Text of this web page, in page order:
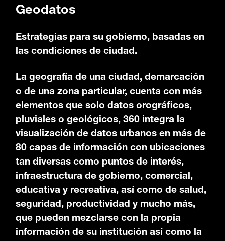
Geodatos
Estrategias para su gobierno, basadas en
las condiciones de ciudad.
La geografía de una ciudad, demarcación
o de una zona particular, cuenta con más
elementos que solo datos orográficos,
pluviales o geológicos, 360 integra la
visualización de datos urbanos en más de
80 capas de información con ubicaciones
tan diversas como puntos de interés,
infraestructura de gobierno, comercial,
educativa y recreativa, así como de salud,
seguridad, productividad y mucho más,
que pueden mezclarse con la propia
información de su institución así como la